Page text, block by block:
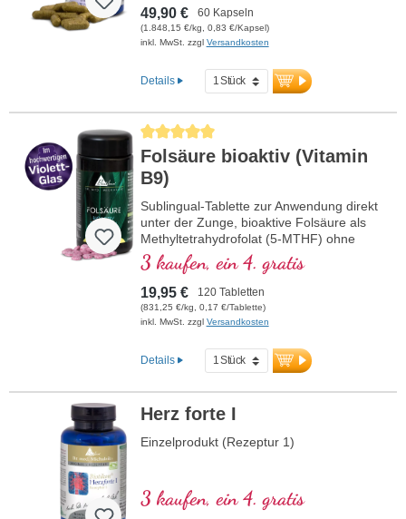
49,90 € 60 Kapseln
(1.848,15 €/kg, 0,83 €/Kapsel)
inkl. MwSt. zzgl Versandkosten
Details
Durchschnittliche Bewertung von 5 von 5 Sternen
Folsäure bioaktiv (Vitamin
B9)
Sublingual-Tablette zur Anwendung direkt
unter der Zunge, bioaktive Folsäure als
Methyltetrahydrofolat (5-MTHF) ohne
Zusatzstoffe, im Violettglas
3 kaufen, ein 4. gratis
19,95 € 120 Tabletten
(831,25 €/kg, 0,17 €/Tablette)
inkl. MwSt. zzgl Versandkosten
Details
Herz forte I
Einzelprodukt (Rezeptur 1)
3 kaufen, ein 4. gratis